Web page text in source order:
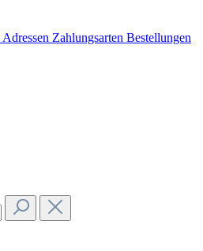
Adressen Zahlungsarten Bestellungen